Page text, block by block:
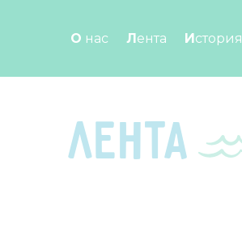
О нас
Лента История
Лента